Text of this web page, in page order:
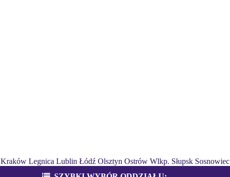
Kraków Legnica Lublin Łódź Olsztyn Ostrów Wlkp. Słupsk Sosnowiec